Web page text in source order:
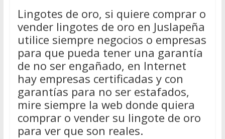
Lingotes de oro, si quiere comprar o
vender lingotes de oro en Juslapeña
utilice siempre negocios o empresas
para que pueda tener una garantía
de no ser engañado, en Internet
hay empresas certificadas y con
garantías para no ser estafados,
mire siempre la web donde quiera
comprar o vender su lingote de oro
para ver que son reales.